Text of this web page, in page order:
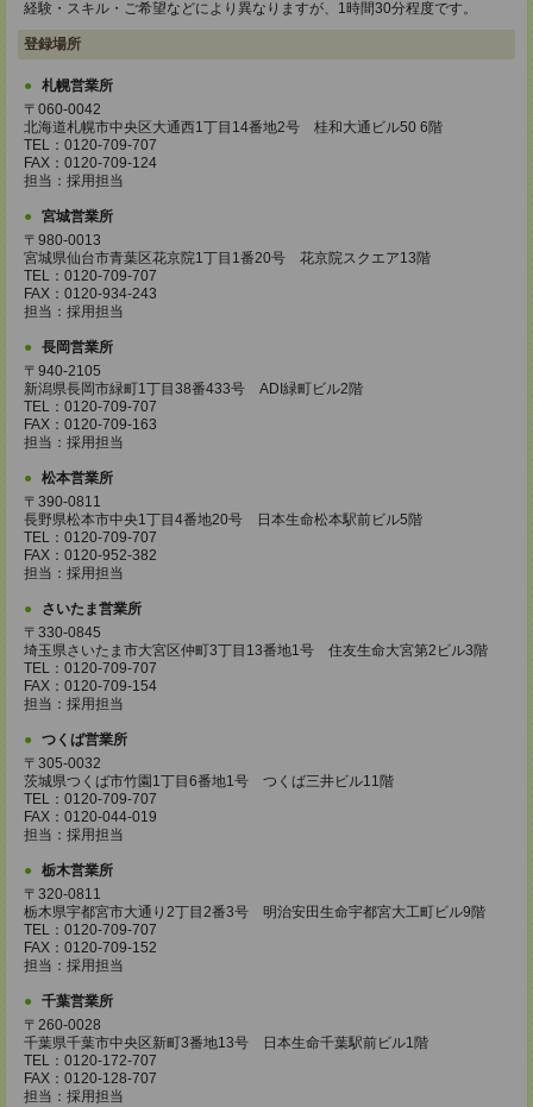
経験・スキル・ご希望などにより異なりますが、1時間30分程度です。
登録場所
札幌営業所
〒060-0042
北海道札幌市中央区大通西1丁目14番地2号 桂和大通ビル50 6階
TEL：0120-709-707
FAX：0120-709-124
担当：採用担当
宮城営業所
〒980-0013
宮城県仙台市青葉区花京院1丁目1番20号 花京院スクエア13階
TEL：0120-709-707
FAX：0120-934-243
担当：採用担当
長岡営業所
〒940-2105
新潟県長岡市緑町1丁目38番433号 ADI緑町ビル2階
TEL：0120-709-707
FAX：0120-709-163
担当：採用担当
松本営業所
〒390-0811
長野県松本市中央1丁目4番地20号 日本生命松本駅前ビル5階
TEL：0120-709-707
FAX：0120-952-382
担当：採用担当
さいたま営業所
〒330-0845
埼玉県さいたま市大宮区仲町3丁目13番地1号 住友生命大宮第2ビル3階
TEL：0120-709-707
FAX：0120-709-154
担当：採用担当
つくば営業所
〒305-0032
茨城県つくば市竹園1丁目6番地1号 つくば三井ビル11階
TEL：0120-709-707
FAX：0120-044-019
担当：採用担当
栃木営業所
〒320-0811
栃木県宇都宮市大通り2丁目2番3号 明治安田生命宇都宮大工町ビル9階
TEL：0120-709-707
FAX：0120-709-152
担当：採用担当
千葉営業所
〒260-0028
千葉県千葉市中央区新町3番地13号 日本生命千葉駅前ビル1階
TEL：0120-172-707
FAX：0120-128-707
担当：採用担当